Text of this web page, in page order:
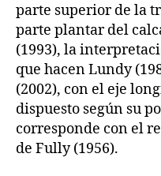
parte superior de la
parte plantar del
(1993), la
que hacen Lundy
(2002), con el eje
dispuesto según su
corresponde con el
de Fully (1956).